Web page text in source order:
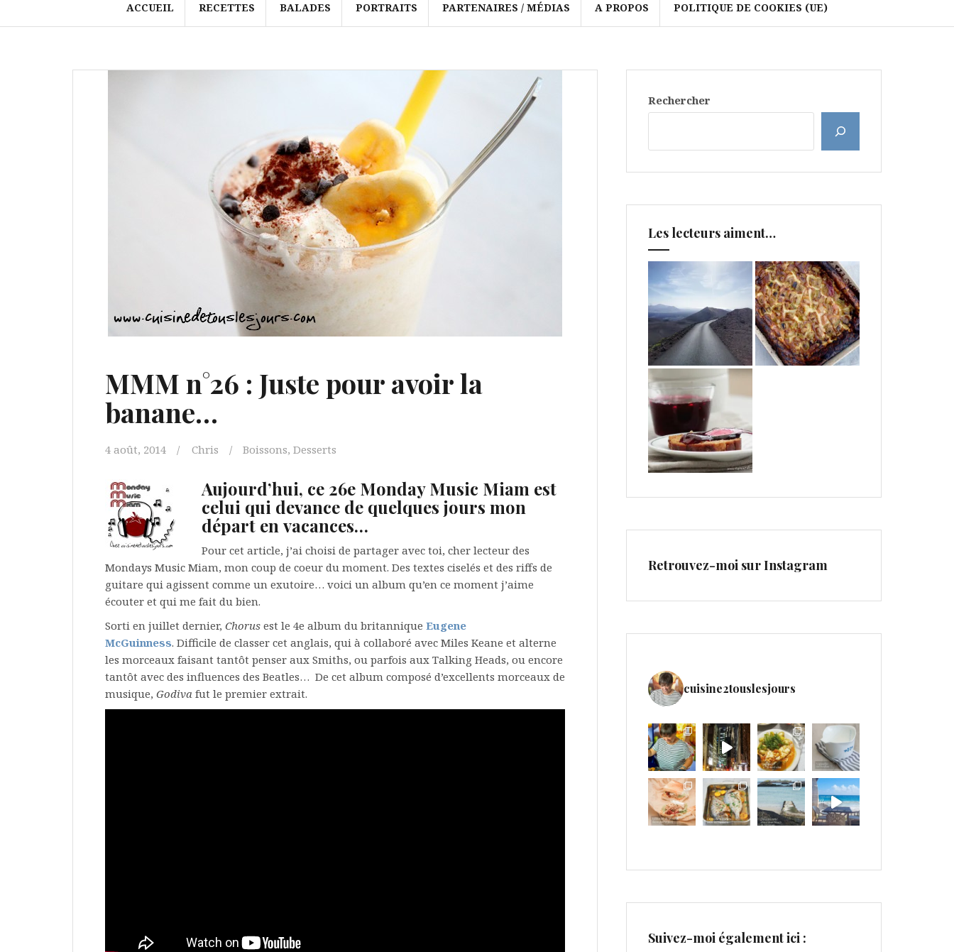
ACCUEIL RECETTES BALADES PORTRAITS PARTENAIRES / MÉDIAS A PROPOS POLITIQUE DE COOKIES (UE)
MMM n°26 : Juste pour avoir la
banane…
4 août, 2014 Chris Boissons, Desserts
Aujourd’hui, ce 26e Monday Music Miam est
celui qui devance de quelques jours mon
départ en vacances…
Pour cet article, j’ai choisi de partager avec toi, cher lecteur des
Mondays Music Miam, mon coup de coeur du moment. Des textes ciselés et des riffs de
guitare qui agissent comme un exutoire… voici un album qu’en ce moment j’aime
écouter et qui me fait du bien.
Sorti en juillet dernier, Chorus est le 4e album du britannique Eugene
McGuinness. Difficile de classer cet anglais, qui à collaboré avec Miles Keane et alterne
les morceaux faisant tantôt penser aux Smiths, ou parfois aux Talking Heads, ou encore
tantôt avec des influences des Beatles… De cet album composé d’excellents morceaux de
musique, Godiva fut le premier extrait.
Rechercher
Les lecteurs aiment…
Retrouvez-moi sur Instagram
cuisine2touslesjours
Suivez-moi également ici :